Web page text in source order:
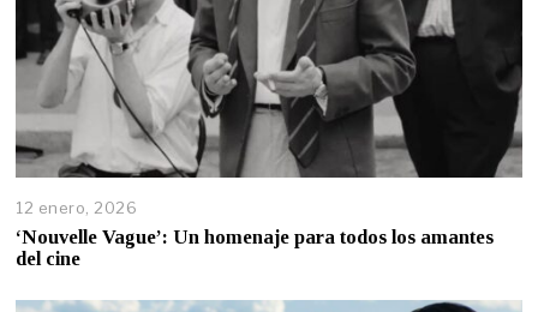
12 enero, 2026
‘Nouvelle Vague’: Un homenaje para todos los amantes
del cine